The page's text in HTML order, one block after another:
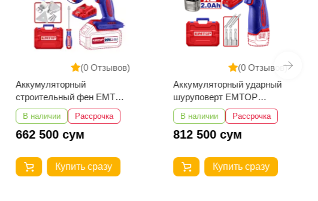
(0 Отзывов)
Аккумуляторный
строительный фен EMTOP
EHGN20065
В наличии Рассрочка
662 500 сум
Купить сразу
(0 Отзывов)
Аккумуляторный ударный
шуруповерт EMTOP
ECIRL16178
В наличии Рассрочка
812 500 сум
Купить сразу